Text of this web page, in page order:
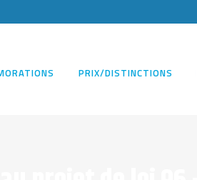
PRIX/DISTINCTIONS